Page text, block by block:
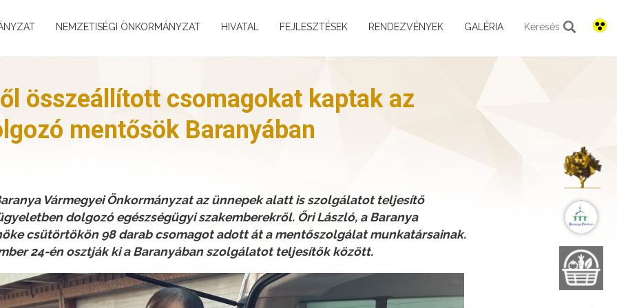
NEMZETISÉGI ÖNKORMÁNYZAT HIVATAL FEJLESZTÉSEK RENDEZVÉNYEK GALÉRIA Keresés
összeállított csomagokat kaptak az
mentősök Baranyában
Vármegyei Önkormányzat az ünnepek alatt is szolgálatot teljesítő
dolgozó egészségügyi szakemberekről. Őri László, a Baranya
csütörtökön 98 darab csomagot adott át a mentőszolgálat munkatársainak.
24-én osztják ki a Baranyában szolgálatot teljesítők között.